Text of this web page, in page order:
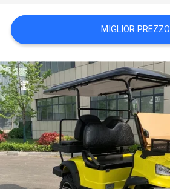
PRIVACY
MIGLIOR PREZZO